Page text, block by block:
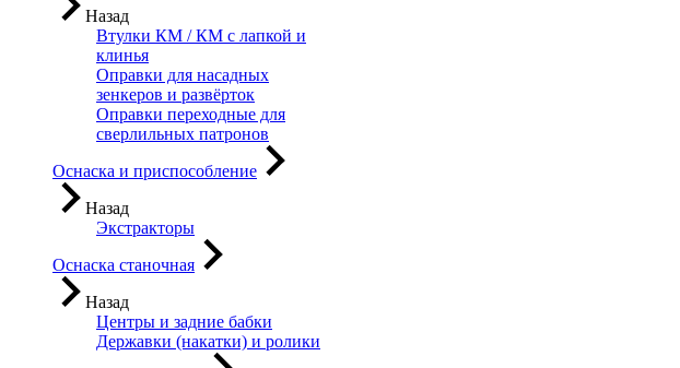
Назад
Втулки КМ / КМ с лапкой и
клинья
Оправки для насадных
зенкеров и развёрток
Оправки переходные для
сверлильных патронов
Оснаска и приспособление
Назад
Экстракторы
Оснаска станочная
Назад
Центры и задние бабки
Державки (накатки) и ролики